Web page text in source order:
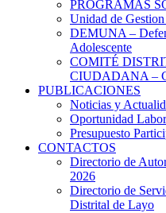
PROGRAMAS
Unidad de
DEMUNA –
Adolescente
COMITÉ
CIUDADANA –
PUBLICACIONES
Noticias y
Oportunidad
Presupuesto
CONTACTOS
Directorio de
2026
Directorio de
Distrital de Layo